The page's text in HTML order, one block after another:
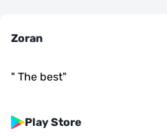
Zoran
" The best"
Play Store